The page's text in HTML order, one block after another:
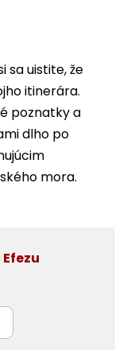
sa uistite, že
itinerára.
poznatky a
dlho po
mora.